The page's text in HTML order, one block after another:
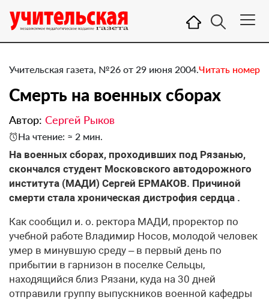
Учительская газета, №26 от 29 июня 2004.Читать номер
Смерть на военных сборах
Автор: Сергей Рыков
На чтение: ≈ 2 мин.
На военных сборах, проходивших под Рязанью,
скончался студент Московского автодорожного
института (МАДИ) Сергей ЕРМАКОВ. Причиной
смерти стала хроническая дистрофия сердца .
Как сообщил и. о. ректора МАДИ, проректор по
учебной работе Владимир Носов, молодой человек
умер в минувшую среду – в первый день по
прибытии в гарнизон в поселке Сельцы,
находящийся близ Рязани, куда на 30 дней
отправили группу выпускников военной кафедры